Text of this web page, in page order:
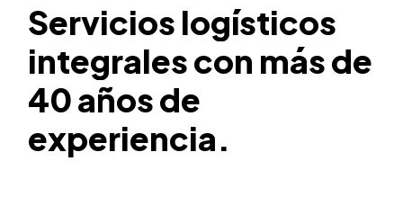
Servicios logísticos
integralescon másde
40añosde
experiencia.